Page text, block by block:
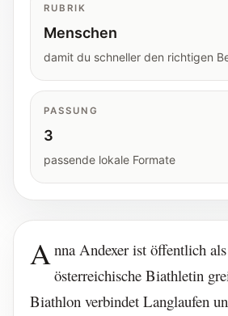
Updates
Was neu, geprüft oder erweitert
RUBRIK
Menschen
damit du schneller den richtigen
PASSUNG
3
passende lokale Formate
Anna Andexer ist öffentlich als
österreichische Biathletin
Biathlon verbindet Langlaufen